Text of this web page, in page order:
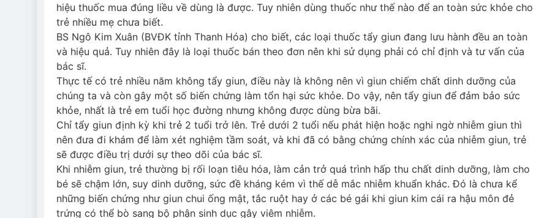
hiệu thuốc mua đúng liều về dùng là được. Tuy nhiên dùng thuốc như thế nào để an toàn sức khỏe cho
trẻ nhiều mẹ chưa biết.
BS Ngô Kim Xuân (BVĐK tỉnh Thanh Hóa) cho biết, các loại thuốc tẩy giun đang lưu hành đều an toàn
và hiệu quả. Tuy nhiên đây là loại thuốc bán theo đơn nên khi sử dụng phải có chỉ định và tư vấn của
bác sĩ.
Thực tế có trẻ nhiều năm không tẩy giun, điều này là không nên vì giun chiếm chất dinh dưỡng của
chúng ta và còn gây một số biến chứng làm tổn hại sức khỏe. Do vậy, nên tẩy giun để đảm bảo sức
khỏe, nhất là trẻ em tuổi học đường nhưng không được dùng bừa bãi.
Chỉ tẩy giun định kỳ khi trẻ 2 tuổi trở lên. Trẻ dưới 2 tuổi nếu phát hiện hoặc nghi ngờ nhiễm giun thì
nên đưa đi khám để làm xét nghiệm tầm soát, và khi đã có bằng chứng chính xác của nhiễm giun, trẻ
sẽ được điều trị dưới sự theo dõi của bác sĩ.
Khi nhiễm giun, trẻ thường bị rối loạn tiêu hóa, làm cản trở quá trình hấp thu chất dinh dưỡng, làm cho
bé sẽ chậm lớn, suy dinh dưỡng, sức đề kháng kém vì thế dễ mắc nhiễm khuẩn khác. Đó là chưa kể
những biến chứng như giun chui ống mật, tắc ruột hay ở các bé gái khi giun kim cái ra hậu môn đẻ
trứng có thể bò sang bộ phận sinh dục gây viêm nhiễm.